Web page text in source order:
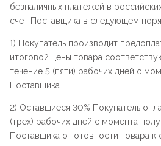
безналичных платежей в
счет Поставщика в следующем
1) Покупатель производит
итоговой цены товара
течение 5 (пяти) рабочих дней с
Поставщика.
2) Оставшиеся 30% Покупатель
(трех) рабочих дней с момента
Поставщика о готовности товара к